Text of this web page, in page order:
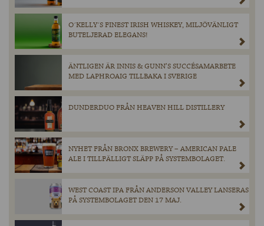
O´KELLY´S FINEST IRISH WHISKEY, MILJÖVÄNLIGT
BUTELJERAD ELEGANS!
ÄNTLIGEN ÄR INNIS & GUNN’S SUCCÉSAMARBETE
MED LAPHROAIG TILLBAKA I SVERIGE
DUNDERDUO FRÅN HEAVEN HILL DISTILLERY
NYHET FRÅN BRONX BREWERY – AMERICAN PALE
ALE I TILLFÄLLIGT SLÄPP PÅ SYSTEMBOLAGET.
WEST COAST IPA FRÅN ANDERSON VALLEY LANSERAS
PÅ SYSTEMBOLAGET DEN 17 MAJ.